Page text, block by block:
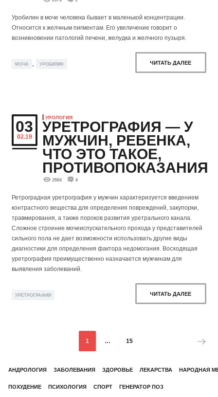
Уробилин в моче человека бывает в маленькой концентрации.
Относится к желчным пигментам. Его увеличение говорит о
возникновении патологий печени, желудка и желчного пузыря.
МОЧА УРОБИЛИН ЧИТАТЬ ДАЛЕЕ
03
02.19
УРОЛОГИЯ
УРЕТРОГРАФИЯ — У
МУЖЧИН, РЕБЕНКА,
ЧТО ЭТО ТАКОЕ,
ПРОТИВОПОКАЗАНИЯ
2664 4
Ретроградная уретрография у мужчин характеризуется введением
контрастного вещества для определения повреждений, закупорки,
травмирования, а также пороков развития уретрального канала.
Сложное строение мочеиспускательного прохода у представителей
сильного пола не дает возможности использовать другие виды
диагностики для определения фактора недомогания. Восходящая
уретрография преимущественно назначается мужчинам для
выявления заболеваний.
УРЕТРОГРАФИЯ ЧИТАТЬ ДАЛЕЕ
1 … 15
АНДРОЛОГИЯ ЗАБОЛЕВАНИЯ ЗДОРОВЬЕ ЛЕКАРСТВА НАРОДНАЯ
ПОХУДЕНИЕ ПСИХОЛОГИЯ СПОРТ ГЕНЕРАТОР ПОЗ